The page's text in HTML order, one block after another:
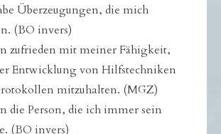
Überzeugungen, die mich
(BO invers)
zufrieden mit meiner Fähigkeit,
Entwicklung von Hilfstechniken
mitzuhalten. (MGZ)
die Person, die ich immer sein
(BO invers)